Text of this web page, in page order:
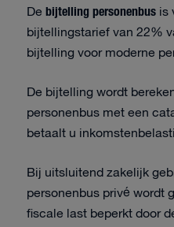
De bijtelling personenbus is
bijtellingstarief van 22%
bijtelling voor moderne
De bijtelling wordt
personenbus met een
betaalt u
Bij uitsluitend zakelijk
personenbus privé wordt
fiscale last beperkt door